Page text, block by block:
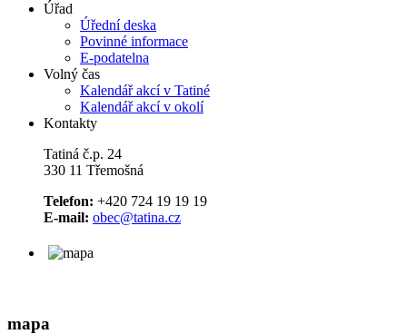
Úřad
Úřední deska
Povinné informace
E-podatelna
Volný čas
Kalendář akcí v Tatiné
Kalendář akcí v okolí
Kontakty
Tatiná č.p. 24
330 11 Třemošná
Telefon: +420 724 19 19 19
E-mail: obec@tatina.cz
mapa